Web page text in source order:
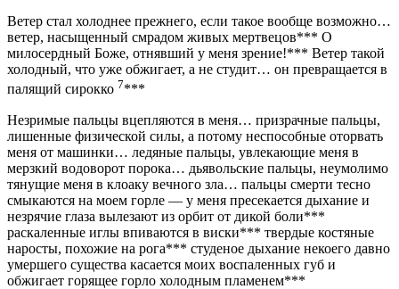
Ветер стал холоднее прежнего, если такое вообще возможно…
ветер, насыщенный смрадом живых мертвецов*** О
милосердный Боже, отнявший у меня зрение!*** Ветер такой
холодный, что уже обжигает, а не студит… он превращается в
палящий сирокко 7***
Незримые пальцы вцепляются в меня… призрачные пальцы,
лишенные физической силы, а потому неспособные оторвать
меня от машинки… ледяные пальцы, увлекающие меня в
мерзкий водоворот порока… дьявольские пальцы, неумолимо
тянущие меня в клоаку вечного зла… пальцы смерти тесно
смыкаются на моем горле — у меня пресекается дыхание и
незрячие глаза вылезают из орбит от дикой боли***
раскаленные иглы впиваются в виски*** твердые костяные
наросты, похожие на рога*** студеное дыхание некоего давно
умершего существа касается моих воспаленных губ и
обжигает горящее горло холодным пламенем***